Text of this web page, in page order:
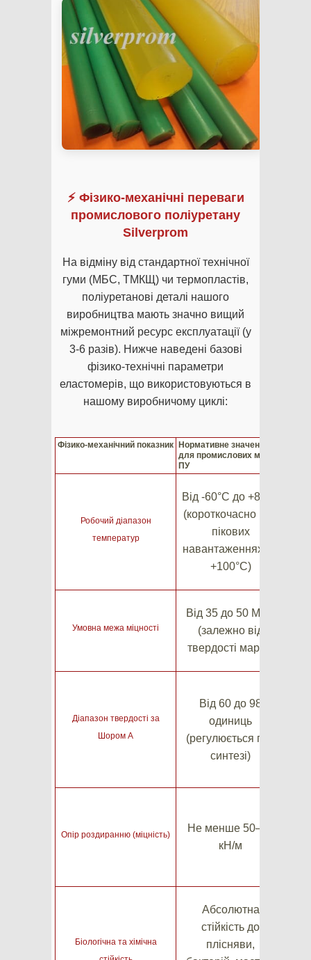
⚡ Фізико-механічні переваги
промислового поліуретану
Silverprom
На відміну від стандартної технічної
гуми (МБС, ТМКЩ) чи термопластів,
поліуретанові деталі нашого
виробництва мають значно вищий
міжремонтний ресурс експлуатації (у
3-6 разів). Нижче наведені базові
фізико-технічні параметри
еластомерів, що використовуються в
нашому виробничому циклі:
Фізико-механічний показник Нормативне значення
для промислових марок
ПУ
Робочий діапазон
температур
Від -60°C до +80°C
(короткочасно при
пікових
навантаженнях до
+100°C)
Умовна межа міцності
Від 35 до 50 МПа
(залежно від
твердості марки)
Діапазон твердості за
Шором А
Від 60 до 98
одиниць
(регулюється при
синтезі)
Опір роздиранню (міцність)
Не менше 50–70
кН/м
Біологічна та хімічна
Абсолютна
стійкість до
плісняви,